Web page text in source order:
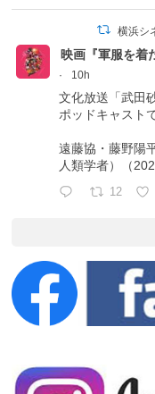
横浜シ
映画『軍服を着
·
10h
文化放送「武田
ポッドキャスト
遠藤協・藤野陽
人類学者）（
12